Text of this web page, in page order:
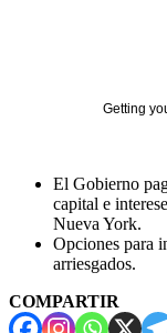
Getting
El Gobierno
capital e
Nueva York.
Opciones para
arriesgados.
COMPARTIR